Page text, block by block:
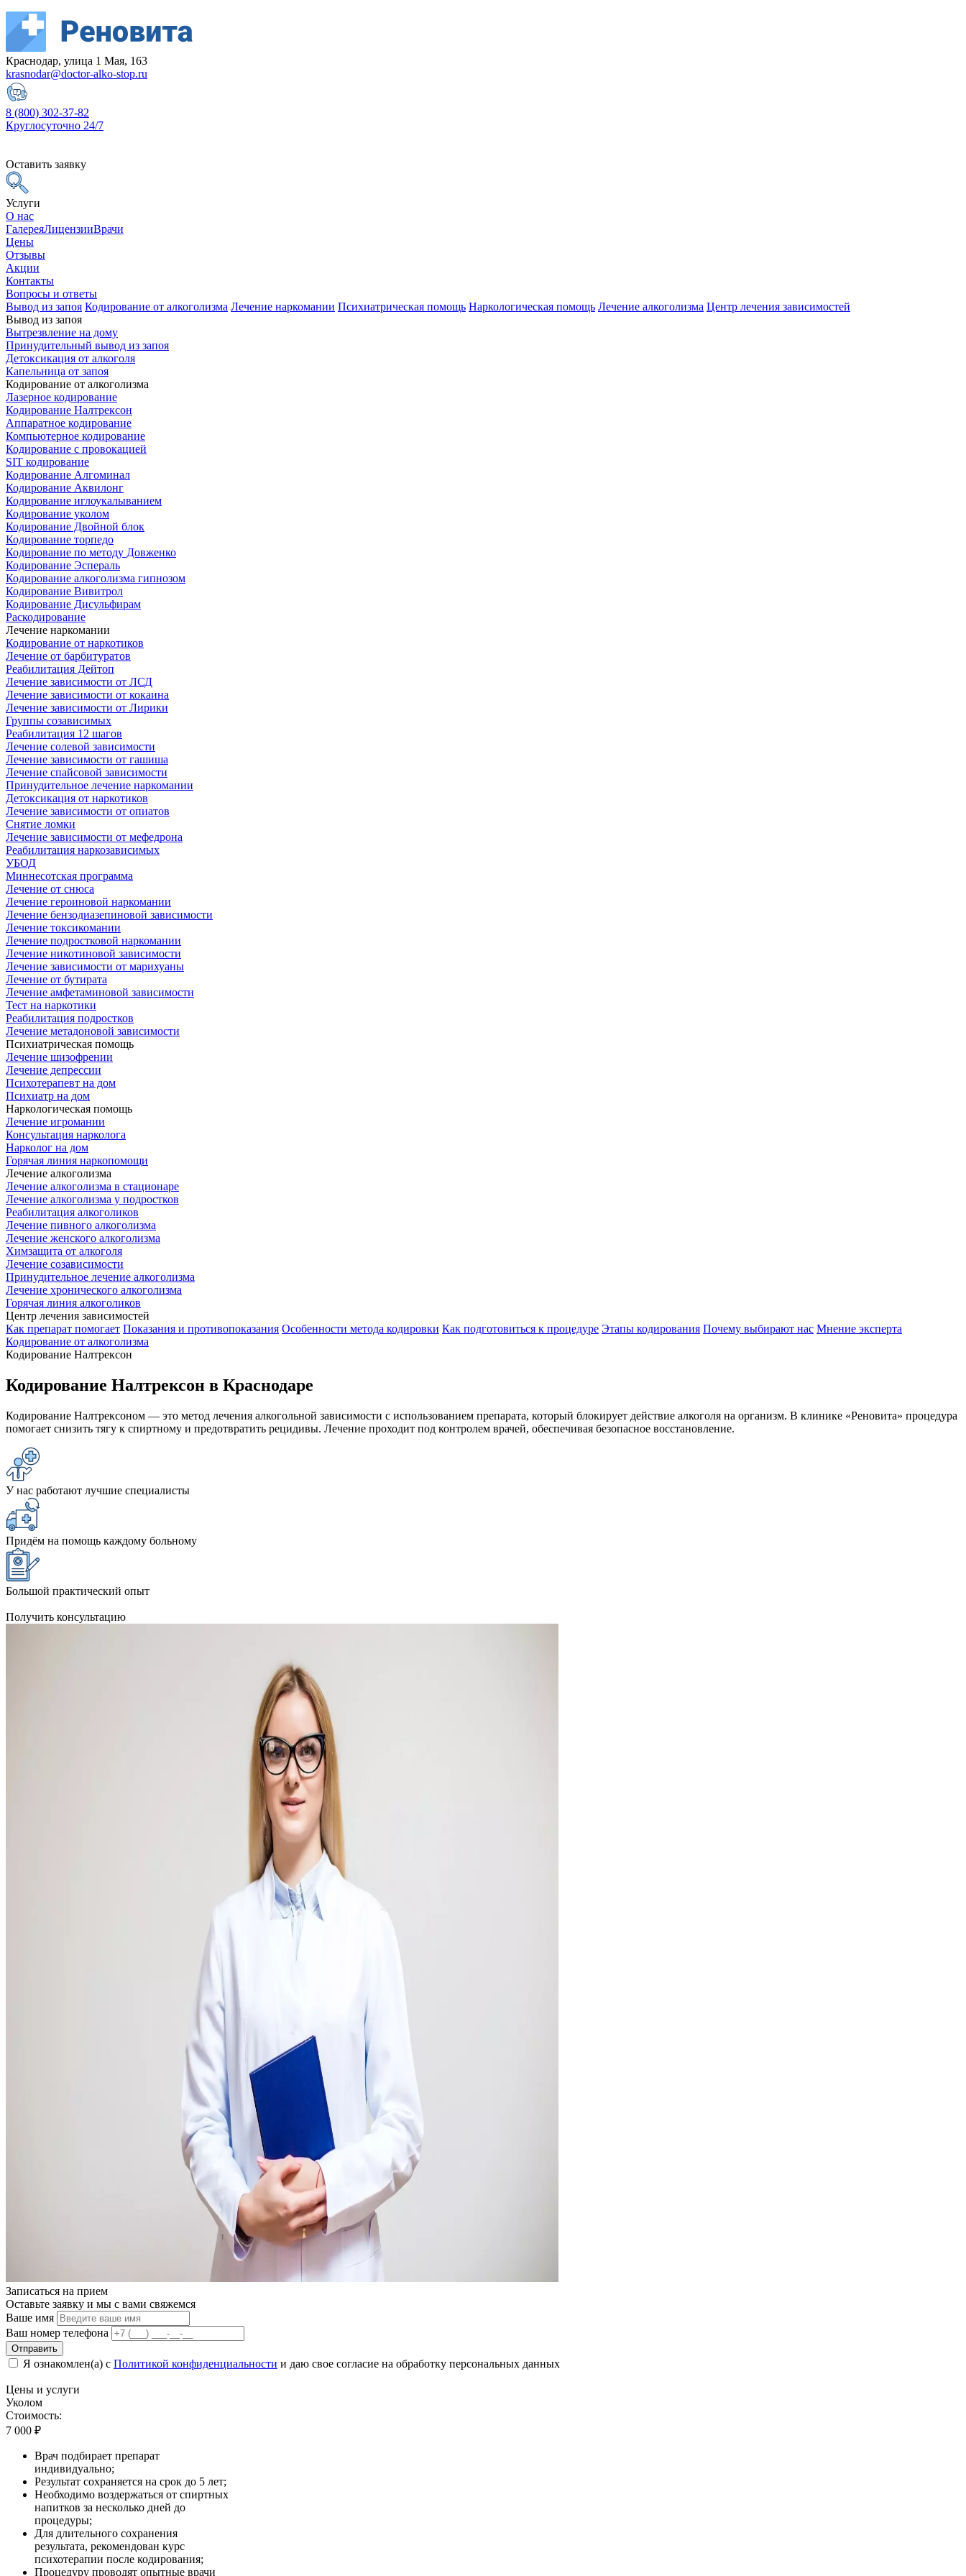
Краснодар, улица 1 Мая, 163
krasnodar@doctor-alko-stop.ru
8 (800) 302-37-82
Круглосуточно 24/7
Оставить заявку
Услуги
О нас
ГалереяЛицензииВрачи
Цены
Отзывы
Акции
Контакты
Вопросы и ответы
Вывод из запоя Кодирование от алкоголизма Лечение наркомании Психиатрическая помощь Наркологическая помощь Лечение алкоголизма Центр лечения зависимостей
Вывод из запоя
Вытрезвление на дому
Принудительный вывод из запоя
Детоксикация от алкоголя
Капельница от запоя
Кодирование от алкоголизма
Лазерное кодирование
Кодирование Налтрексон
Аппаратное кодирование
Компьютерное кодирование
Кодирование с провокацией
SIT кодирование
Кодирование Алгоминал
Кодирование Аквилонг
Кодирование иглоукалыванием
Кодирование уколом
Кодирование Двойной блок
Кодирование торпедо
Кодирование по методу Довженко
Кодирование Эспераль
Кодирование алкоголизма гипнозом
Кодирование Вивитрол
Кодирование Дисульфирам
Раскодирование
Лечение наркомании
Кодирование от наркотиков
Лечение от барбитуратов
Реабилитация Дейтоп
Лечение зависимости от ЛСД
Лечение зависимости от кокаина
Лечение зависимости от Лирики
Группы созависимых
Реабилитация 12 шагов
Лечение солевой зависимости
Лечение зависимости от гашиша
Лечение спайсовой зависимости
Принудительное лечение наркомании
Детоксикация от наркотиков
Лечение зависимости от опиатов
Снятие ломки
Лечение зависимости от мефедрона
Реабилитация наркозависимых
УБОД
Миннесотская программа
Лечение от снюса
Лечение героиновой наркомании
Лечение бензодиазепиновой зависимости
Лечение токсикомании
Лечение подростковой наркомании
Лечение никотиновой зависимости
Лечение зависимости от марихуаны
Лечение от бутирата
Лечение амфетаминовой зависимости
Тест на наркотики
Реабилитация подростков
Лечение метадоновой зависимости
Психиатрическая помощь
Лечение шизофрении
Лечение депрессии
Психотерапевт на дом
Психиатр на дом
Наркологическая помощь
Лечение игромании
Консультация нарколога
Нарколог на дом
Горячая линия наркопомощи
Лечение алкоголизма
Лечение алкоголизма в стационаре
Лечение алкоголизма у подростков
Реабилитация алкоголиков
Лечение пивного алкоголизма
Лечение женского алкоголизма
Химзащита от алкоголя
Лечение созависимости
Принудительное лечение алкоголизма
Лечение хронического алкоголизма
Горячая линия алкоголиков
Центр лечения зависимостей
Как препарат помогает Показания и противопоказания Особенности метода кодировки Как подготовиться к процедуре Этапы кодирования Почему выбирают нас Мнение эксперта
Кодирование от алкоголизма
Кодирование Налтрексон
Кодирование Налтрексон в Краснодаре
Кодирование Налтрексоном — это метод лечения алкогольной зависимости с использованием препарата, который блокирует действие алкоголя на организм. В клинике «Реновита» процедура
помогает снизить тягу к спиртному и предотвратить рецидивы. Лечение проходит под контролем врачей, обеспечивая безопасное восстановление.
У нас работают лучшие специалисты
Придём на помощь каждому больному
Большой практический опыт
Получить консультацию
Записаться на прием
Оставьте заявку и мы с вами свяжемся
Ваше имя
Ваш номер телефона
Отправить
Я ознакомлен(а) с Политикой конфиденциальности и даю свое cогласие на обработку персональных данных
Цены и услуги
Уколом
Стоимость:
7 000 ₽
Врач подбирает препарат
индивидуально;
Результат сохраняется на срок до 5 лет;
Необходимо воздержаться от спиртных
напитков за несколько дней до
процедуры;
Для длительного сохранения
результата, рекомендован курс
психотерапии после кодирования;
Процедуру проводят опытные врачи